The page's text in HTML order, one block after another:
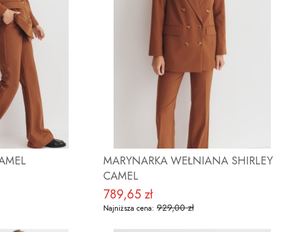
MARYNARKA WEŁNIANA SHIRLEY
CAMEL
Cena promocyjna
789,65 zł
Najniższa cena: 929,00 zł